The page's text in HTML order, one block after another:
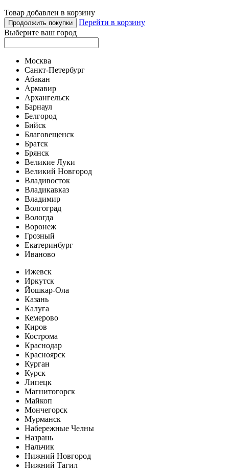
Товар добавлен в корзину
Продолжить покупки
Перейти в корзину
Выберите ваш город
Москва
Санкт-Петербург
Абакан
Армавир
Архангельск
Барнаул
Белгород
Бийск
Благовещенск
Братск
Брянск
Великие Луки
Великий Новгород
Владивосток
Владикавказ
Владимир
Волгоград
Вологда
Воронеж
Грозный
Екатеринбург
Иваново
Ижевск
Иркутск
Йошкар-Ола
Казань
Калуга
Кемерово
Киров
Кострома
Краснодар
Красноярск
Курган
Курск
Липецк
Магнитогорск
Майкоп
Мончегорск
Мурманск
Набережные Челны
Назрань
Нальчик
Нижний Новгород
Нижний Тагил